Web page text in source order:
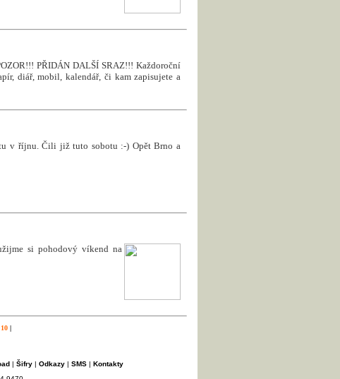
PŘIDÁN DALŠÍ SRAZ!!! Každoroční
diář, mobil, kalendář, či kam zapisujete a
v říjnu. Čili již tuto sobotu :-) Opět Brno a
si pohodový víkend na
10 |
| Šifry| Odkazy| SMS| Kontakty